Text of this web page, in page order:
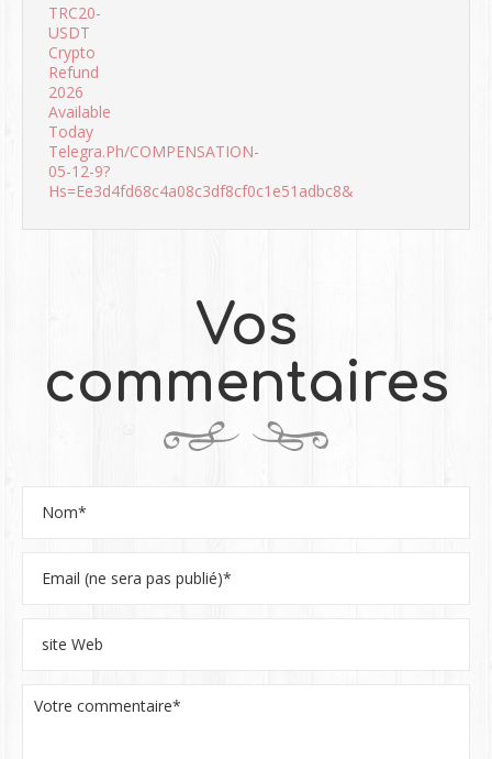
TRC20-
USDT
Crypto
Refund
2026
Available
Today
Telegra.ph/COMPENSATION-
05-12-9?
Hs=ee3d4fd68c4a08c3df8cf0c1e51adbc8&
Vos
commentaires